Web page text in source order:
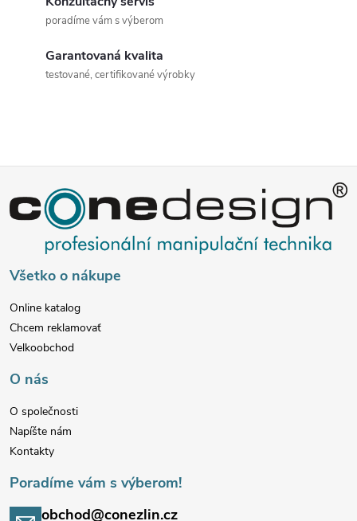
poradíme vám s výberom
Garantovaná kvalita
testované, certifikované výrobky
á
p
ä
t
e
Všetko o nákupe
Online katalog
Chcem reklamovať
Velkoobchod
O nás
O společnosti
Napíšte nám
Kontakty
Poradíme vám s výberom!
obchod@conezlin.cz